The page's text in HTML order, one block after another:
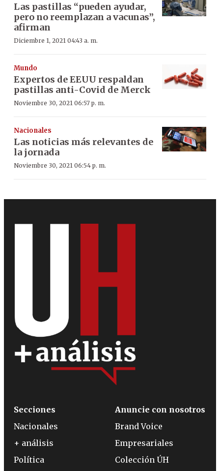
Las pastillas “pueden ayudar,
pero no reemplazan a vacunas”,
afirman
Diciembre 1, 2021 04:43 a. m.
Mundo
Expertos de EEUU respaldan
pastillas anti-Covid de Merck
Noviembre 30, 2021 06:57 p. m.
Nacionales
Las noticias más relevantes de
la jornada
Noviembre 30, 2021 06:54 p. m.
Secciones
Nacionales
+ análisis
Política
Anuncie con nosotros
Brand Voice
Empresariales
Colección ÚH